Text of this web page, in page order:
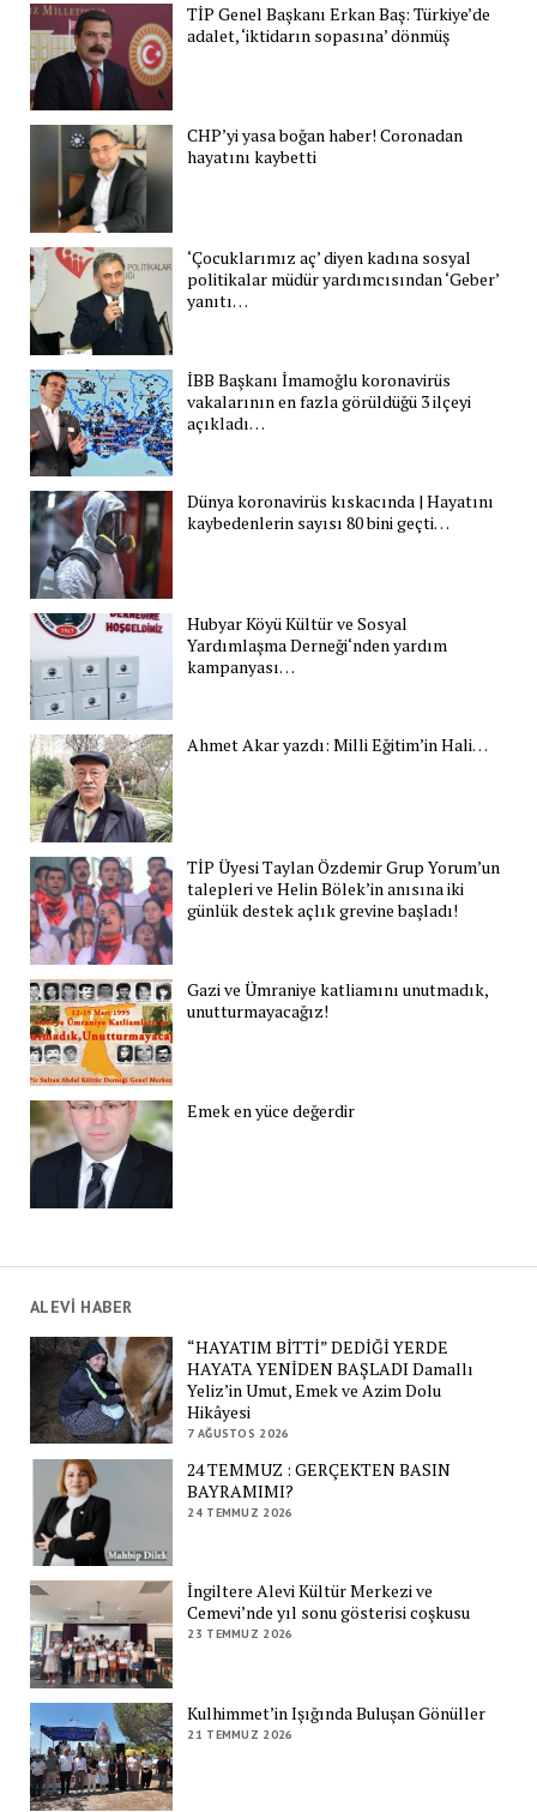
TİP Genel Başkanı Erkan Baş: Türkiye’de
adalet, ‘iktidarın sopasına’ dönmüş
CHP’yi yasa boğan haber! Coronadan
hayatını kaybetti
‘Çocuklarımız aç’ diyen kadına sosyal
politikalar müdür yardımcısından ‘Geber’
yanıtı…
İBB Başkanı İmamoğlu koronavirüs
vakalarının en fazla görüldüğü 3 ilçeyi
açıkladı…
Dünya koronavirüs kıskacında | Hayatını
kaybedenlerin sayısı 80 bini geçti…
Hubyar Köyü Kültür ve Sosyal
Yardımlaşma Derneği‘nden yardım
kampanyası…
Ahmet Akar yazdı: Milli Eğitim’in Hali…
TİP Üyesi Taylan Özdemir Grup Yorum’un
talepleri ve Helin Bölek’in anısına iki
günlük destek açlık grevine başladı!
Gazi ve Ümraniye katliamını unutmadık,
unutturmayacağız!
Emek en yüce değerdir
ALEVİ HABER
“HAYATIM BİTTİ” DEDİĞİ YERDE
HAYATA YENİDEN BAŞLADI Damallı
Yeliz’in Umut, Emek ve Azim Dolu
Hikâyesi
7 AĞUSTOS 2026
24 TEMMUZ : GERÇEKTEN BASIN
BAYRAMIMI?
24 TEMMUZ 2026
İngiltere Alevi Kültür Merkezi ve
Cemevi’nde yıl sonu gösterisi coşkusu
23 TEMMUZ 2026
Kulhimmet’in Işığında Buluşan Gönüller
21 TEMMUZ 2026